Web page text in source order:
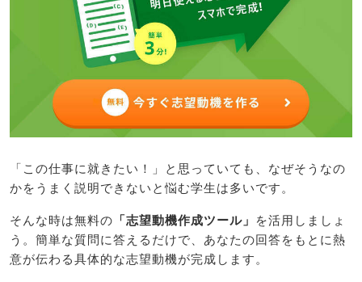
「この仕事に就きたい！」と思っていても、なぜそうなの
かをうまく説明できないと悩む学生は多いです。
そんな時は無料の 「志望動機作成ツール」 を活用しましょ
う。簡単な質問に答えるだけで、あなたの回答をもとに熱
意が伝わる具体的な志望動機が完成します。